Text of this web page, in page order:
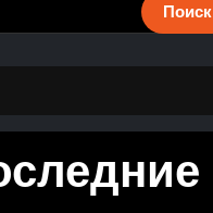
Поиск